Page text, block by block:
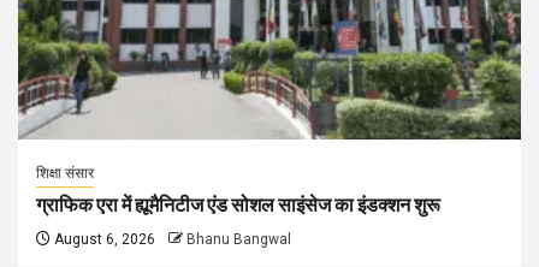
शिक्षा संसार
ग्राफिक एरा में ह्यूमैनिटीज एंड सोशल साइंसेज का इंडक्शन शुरू
August 6, 2026 Bhanu Bangwal